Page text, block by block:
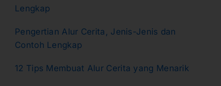
Lengkap
Pengertian Alur Cerita, Jenis-Jenis dan
Contoh Lengkap
12 Tips Membuat Alur Cerita yang Menarik